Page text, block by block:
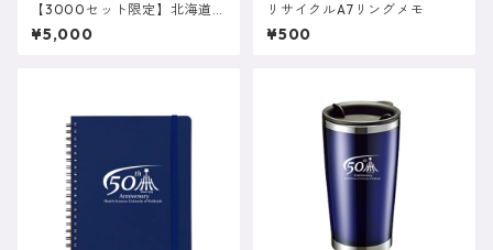
【3000セット限定】北海道医
療大学キャンパスラベルワイ
ン セット(700ml×2本)
¥5,000
リサイクルA7リングメモ
¥500